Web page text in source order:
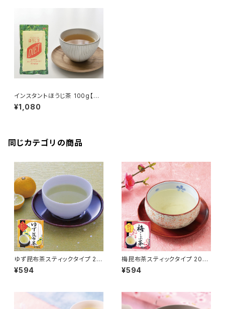
インスタントほうじ茶 100g【イ
ンスタントティー】
¥1,080
同じカテゴリの商品
ゆず昆布茶スティックタイプ 20
本入り
¥594
梅昆布茶スティックタイプ 20本
入り
¥594